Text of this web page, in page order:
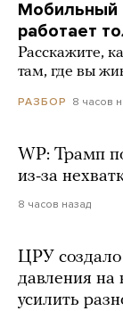
Мобильный
работает
Расскажите,
там, где вы
РАЗБОР 8 часов
WP: Трамп
из-за
8 часов назад
ЦРУ создало
давления на
усилить